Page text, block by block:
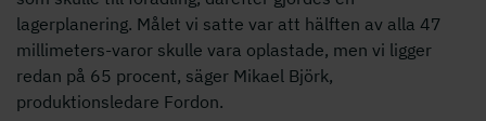
lagerplanering. Målet vi satte var att hälften av alla 47
millimeters-varor skulle vara oplastade, men vi ligger
redan på 65 procent, säger Mikael Björk,
produktionsledare Fordon.